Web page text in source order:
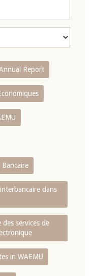
Report
dans
services de
in WAEMU